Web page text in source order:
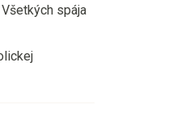
spája